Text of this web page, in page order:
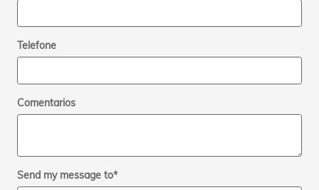
Telefone
Comentarios
Send my message to*